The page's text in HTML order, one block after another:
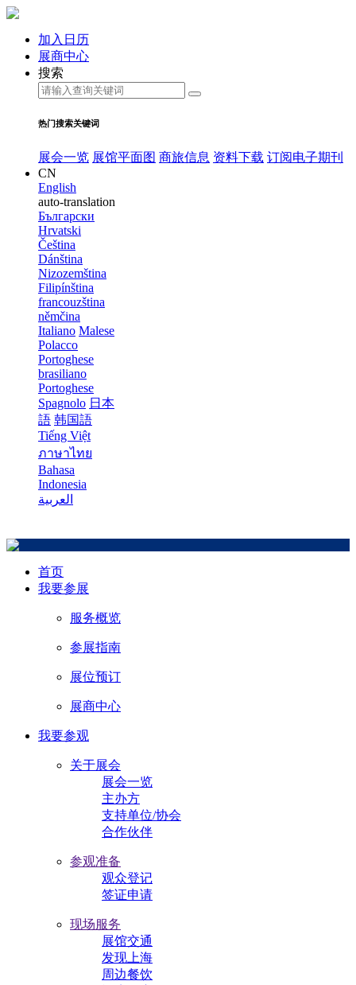
加入日历
展商中心
搜索
热门搜索关键词
展会一览 展馆平面图 商旅信息 资料下载 订阅电子期刊
CN
English
auto-translation
Български
Hrvatski
Čeština
Dánština
Nizozemština
Filipínština
francouzština
němčina
Italiano Malese
Polacco
Portoghese
brasiliano
Portoghese
Spagnolo 日本
語 韩国語
Tiếng Việt
ภาษาไทย
Bahasa
Indonesia
العربية
首页
我要参展
服务概览
参展指南
展位预订
展商中心
我要参观
关于展会
展会一览
主办方
支持单位/协会
合作伙伴
参观准备
观众登记
签证申请
现场服务
展馆交通
发现上海
周边餐饮